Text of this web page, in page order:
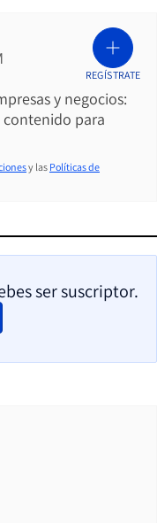
y negocios:
para
REGÍSTRATE
y las Políticas de
ser suscriptor.